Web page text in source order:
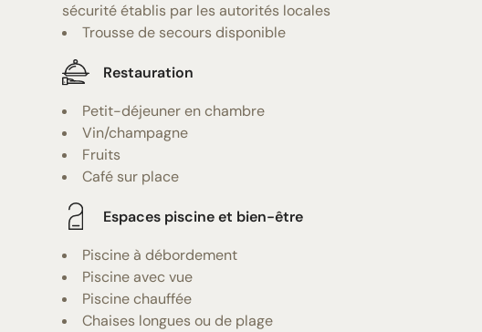
sécurité établis par les autorités locales
Trousse de secours disponible
Restauration
Petit-déjeuner en chambre
Vin/champagne
Fruits
Café sur place
Espaces piscine et bien-être
Piscine à débordement
Piscine avec vue
Piscine chauffée
Chaises longues ou de plage